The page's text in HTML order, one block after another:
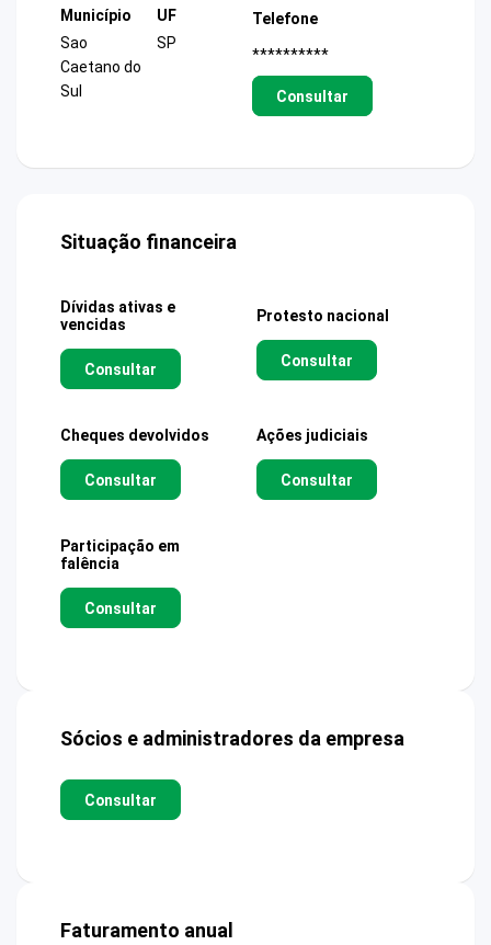
Município
Sao
Caetano do
Sul
UF
SP
Telefone
**********
Consultar
Situação financeira
Dívidas ativas e
vencidas
Consultar
Protesto nacional
Consultar
Cheques devolvidos
Consultar
Ações judiciais
Consultar
Participação em
falência
Consultar
Sócios e administradores da empresa
Consultar
Faturamento anual